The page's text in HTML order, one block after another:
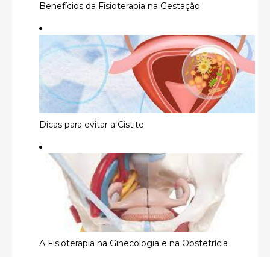
Benefícios da Fisioterapia na Gestação
Dicas para evitar a Cistite
A Fisioterapia na Ginecologia e na Obstetrícia